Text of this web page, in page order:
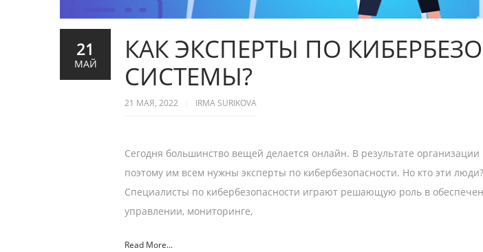
КАК ЭКСПЕРТЫ ПО
СИСТЕМЫ?
21 МАЯ, 2022 IRMA SURIKOVA
Сегодня большинство вещей делается онлайн. В результате
поэтому им всем нужны эксперты по кибербезопасности. Но кто эти
Специалисты по кибербезопасности играют решающую роль в
управлении, мониторинге,
Read More...
21
МАЙ